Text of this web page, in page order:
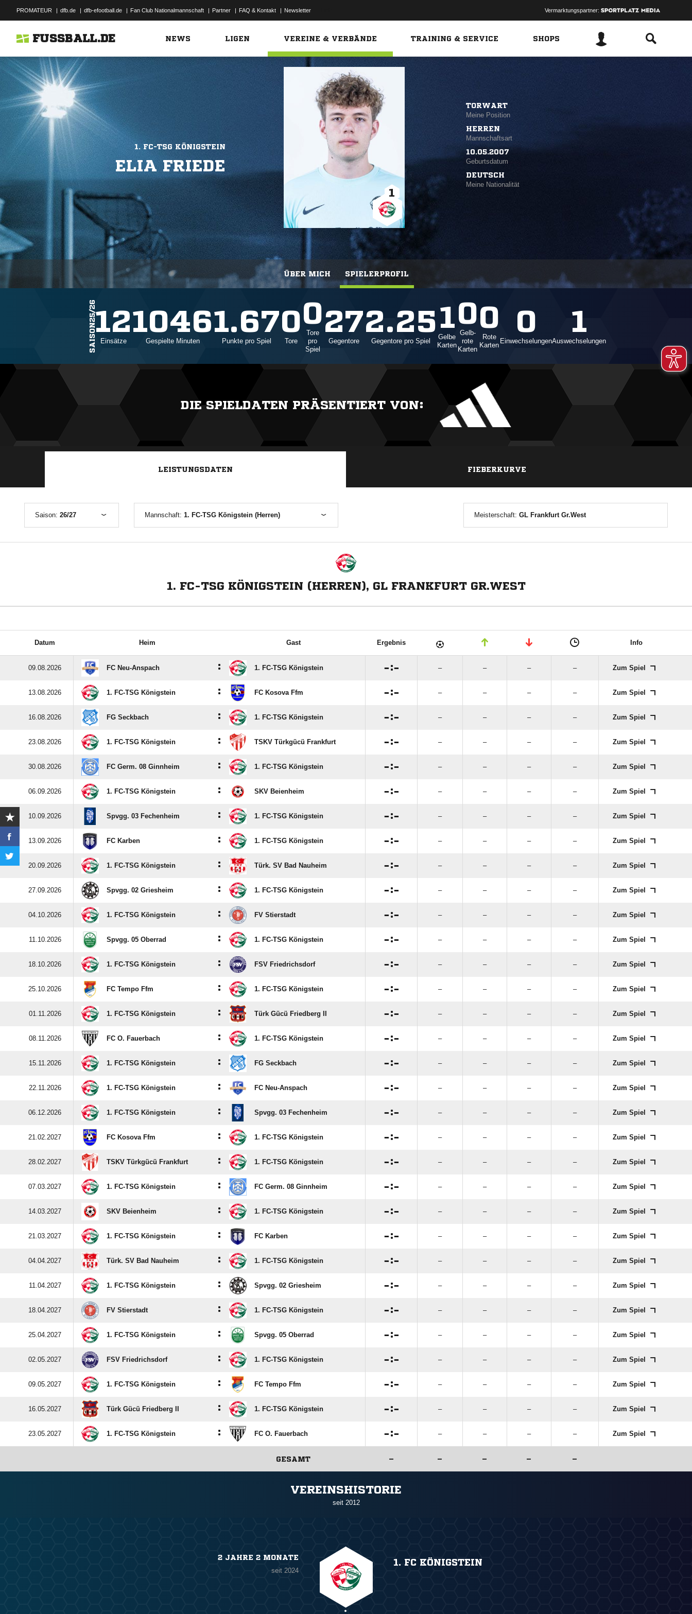
PROMATEUR | dfb.de | dfb-efootball.de | Fan Club Nationalmannschaft | Partner | FAQ & Kontakt | Newsletter Vermarktungspartner:
FUSSBALL.DE NEWS LIGEN VEREINE & VERBÄNDE TRAINING & SERVICE SHOPS
ÜBER MICH SPIELERPROFIL
1. FC-TSG KÖNIGSTEIN
ELIA FRIEDE
1
TORWART
Meine Position
HERREN
Mannschaftsart
10.05.2007
Geburtsdatum
DEUTSCH
Meine Nationalität
SAISON25/2612
Einsätze
1046
Gespielte Minuten
1.67
Punkte pro Spiel
0
Tore
0
Tore
pro
Spiel
27
Gegentore
2.25
Gegentore pro Spiel
1
Gelbe
Karten
0
Gelb-
rote
Karten
0
Rote
Karten
0
Einwechselungen
1
Auswechselungen
DIE SPIELDATEN PRÄSENTIERT VON:
LEISTUNGSDATEN FIEBERKURVE
Saison: 26/27 Mannschaft:1. FC-TSG Königstein (Herren) Meisterschaft: GL Frankfurt Gr.West
1. FC-TSG KÖNIGSTEIN (HERREN), GL FRANKFURT GR.WEST
Datum Heim Gast Ergebnis Info
09.08.2026 FC Neu-Anspach : 1. FC-TSG Königstein : – – – – Zum Spiel
13.08.2026 1. FC-TSG Königstein : FC Kosova Ffm : – – – – Zum Spiel
16.08.2026 FG Seckbach : 1. FC-TSG Königstein : – – – – Zum Spiel
23.08.2026 1. FC-TSG Königstein : TSKV Türkgücü Frankfurt : – – – – Zum Spiel
30.08.2026 FC Germ. 08 Ginnheim : 1. FC-TSG Königstein : – – – – Zum Spiel
06.09.2026 1. FC-TSG Königstein : SKV Beienheim : – – – – Zum Spiel
10.09.2026 Spvgg. 03 Fechenheim : 1. FC-TSG Königstein : – – – – Zum Spiel
13.09.2026 FC Karben : 1. FC-TSG Königstein : – – – – Zum Spiel
20.09.2026 1. FC-TSG Königstein : Türk. SV Bad Nauheim : – – – – Zum Spiel
27.09.2026 Spvgg. 02 Griesheim : 1. FC-TSG Königstein : – – – – Zum Spiel
04.10.2026 1. FC-TSG Königstein : FV Stierstadt : – – – – Zum Spiel
11.10.2026 Spvgg. 05 Oberrad : 1. FC-TSG Königstein : – – – – Zum Spiel
18.10.2026 1. FC-TSG Königstein : FSV Friedrichsdorf : – – – – Zum Spiel
25.10.2026 FC Tempo Ffm : 1. FC-TSG Königstein : – – – – Zum Spiel
01.11.2026 1. FC-TSG Königstein : Türk Gücü Friedberg II : – – – – Zum Spiel
08.11.2026 FC O. Fauerbach : 1. FC-TSG Königstein : – – – – Zum Spiel
15.11.2026 1. FC-TSG Königstein : FG Seckbach : – – – – Zum Spiel
22.11.2026 1. FC-TSG Königstein : FC Neu-Anspach : – – – – Zum Spiel
06.12.2026 1. FC-TSG Königstein : Spvgg. 03 Fechenheim : – – – – Zum Spiel
21.02.2027 FC Kosova Ffm : 1. FC-TSG Königstein : – – – – Zum Spiel
28.02.2027 TSKV Türkgücü Frankfurt : 1. FC-TSG Königstein : – – – – Zum Spiel
07.03.2027 1. FC-TSG Königstein : FC Germ. 08 Ginnheim : – – – – Zum Spiel
14.03.2027 SKV Beienheim : 1. FC-TSG Königstein : – – – – Zum Spiel
21.03.2027 1. FC-TSG Königstein : FC Karben : – – – – Zum Spiel
04.04.2027 Türk. SV Bad Nauheim : 1. FC-TSG Königstein : – – – – Zum Spiel
11.04.2027 1. FC-TSG Königstein : Spvgg. 02 Griesheim : – – – – Zum Spiel
18.04.2027 FV Stierstadt : 1. FC-TSG Königstein : – – – – Zum Spiel
25.04.2027 1. FC-TSG Königstein : Spvgg. 05 Oberrad : – – – – Zum Spiel
02.05.2027 FSV Friedrichsdorf : 1. FC-TSG Königstein : – – – – Zum Spiel
09.05.2027 1. FC-TSG Königstein : FC Tempo Ffm : – – – – Zum Spiel
16.05.2027 Türk Gücü Friedberg II : 1. FC-TSG Königstein : – – – – Zum Spiel
23.05.2027 1. FC-TSG Königstein : FC O. Fauerbach : – – – – Zum Spiel
GESAMT – – – – –
VEREINSHISTORIE
seit 2012
2 JAHRE 2 MONATE
seit 2024
1. FC KÖNIGSTEIN